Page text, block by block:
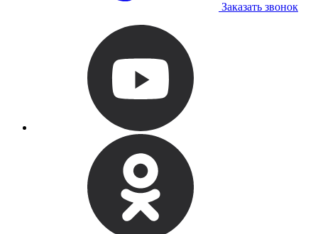
Заказать звонок